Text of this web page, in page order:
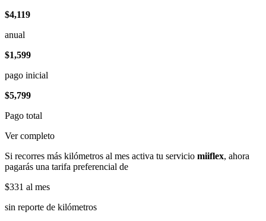
$4,119
anual
$1,599
pago inicial
$5,799
Pago total
Ver completo
Si recorres más kilómetros al mes activa tu servicio miiflex, ahora
pagarás una tarifa preferencial de
$331 al mes
sin reporte de kilómetros